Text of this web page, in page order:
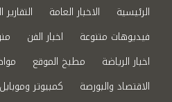
الرئيسية الاخبار العامة
فيديوهات متنوعة
اخبار الفن
اخبار الرياضة
مطبخ الموقع
الاقتصاد والبورصة
كمبيوتر وموبايل